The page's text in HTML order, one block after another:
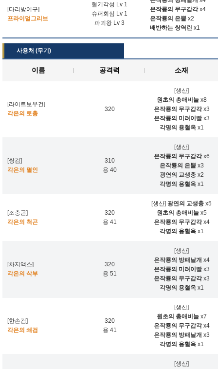
[다리방어구]
프라이멀그리브
혈기각성 Lv 1
슈퍼회심 Lv 1
파괴왕 Lv 3
은작룡의 무구갑각x4
은작룡의 은뿔 x2
배반하는 쌍역린 x1
사용처 (무기)
이름 공격력 소재
[라이트보우건]
각은의 토총
320
[생산]
원초의 총애비늘x8
은작룡의 무구갑각x3
은작룡의 미려이빨x3
각명의 용혈옥x1
[쌍검]
각은의 멸인
310
용 40
[생산]
은작룡의 무구갑각x6
은작룡의 은뿔x3
광연의 교생충x2
각명의 용혈옥x1
[조충곤]
각은의 척곤
320
용 41
[생산] 광연의 교생충 x5
원초의 총애비늘x5
은작룡의 무구갑각x4
각명의 용혈옥x1
[차지액스]
각은의 삭부
320
용 51
[생산]
은작룡의 방패날개 x4
은작룡의 미려이빨x3
은작룡의 무구갑각x3
각명의 용혈옥x1
[한손검]
각은의 쇄검
320
용 41
[생산]
원초의 총애비늘x7
은작룡의 무구갑각x4
은작룡의 방패날개 x3
각명의 용혈옥x1
[생산]